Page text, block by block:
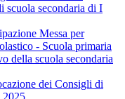
scuola secondaria di I
Messa per
- Scuola primaria
della scuola secondaria
dei Consigli di